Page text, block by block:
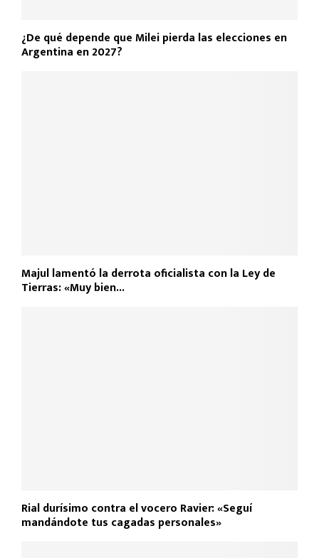
¿De qué depende que Milei pierda las elecciones en
Argentina en 2027?
Majul lamentó la derrota oficialista con la Ley de
Tierras: «Muy bien...
Rial durísimo contra el vocero Ravier: «Seguí
mandándote tus cagadas personales»